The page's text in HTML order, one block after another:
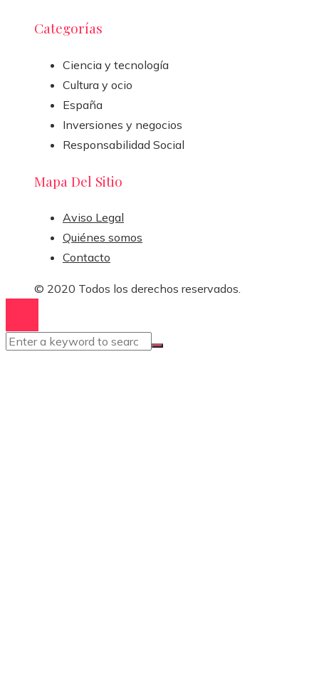
Categorías
Ciencia y tecnología
Cultura y ocio
España
Inversiones y negocios
Responsabilidad Social
Mapa Del Sitio
Aviso Legal
Quiénes somos
Contacto
© 2020 Todos los derechos reservados.